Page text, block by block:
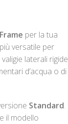
per la tua
versatile per
laterali rigide
d’acqua o di
Standard.
il modello